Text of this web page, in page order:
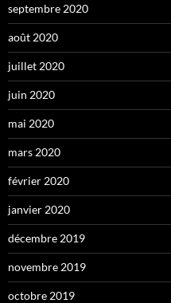
septembre 2020
août 2020
juillet 2020
juin 2020
mai 2020
mars 2020
février 2020
janvier 2020
décembre 2019
novembre 2019
octobre 2019